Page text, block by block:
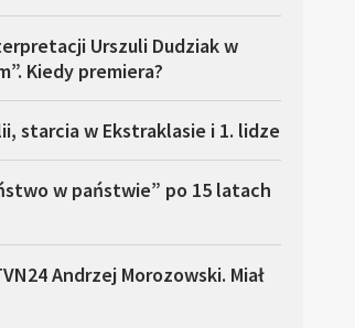
Urszuli Dudziak w
Kiedy premiera?
starcia w Ekstraklasie i 1. lidze
w państwie” po 15 latach
Andrzej Morozowski. Miał